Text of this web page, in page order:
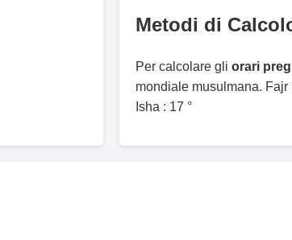
Metodi di
Per calcolare gli orari
mondiale musulmana. Fajr
Isha : 17 °